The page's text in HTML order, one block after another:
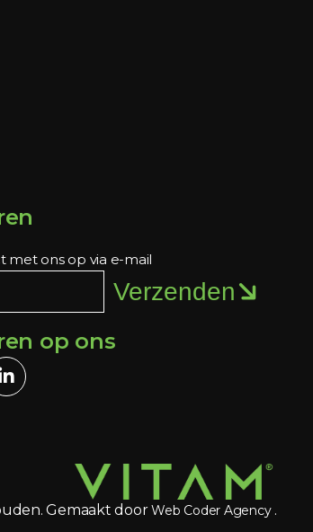
met ons op via e-mail
Verzenden
op ons
Gemaakt doorWeb Coder Agency.